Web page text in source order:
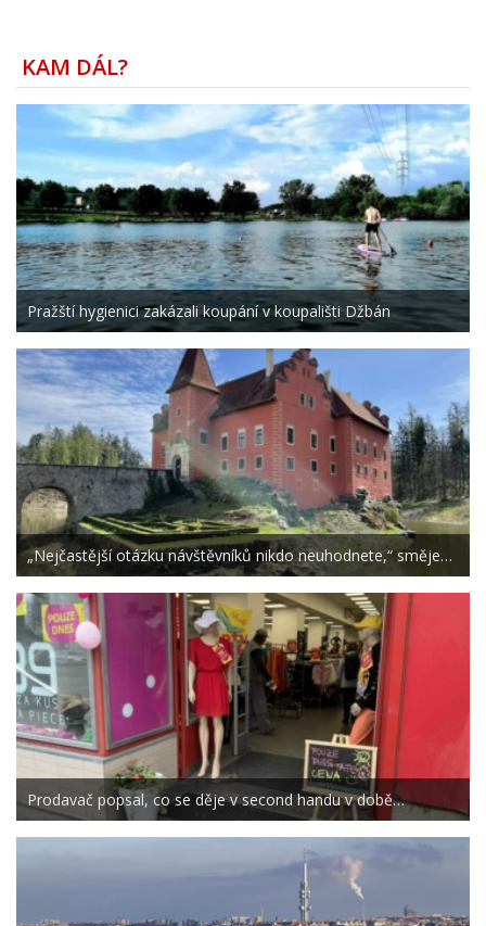
KAM DÁL?
Pražští hygienici zakázali koupání v koupališti Džbán
„Nejčastější otázku návštěvníků nikdo neuhodnete,“ směje…
Prodavač popsal, co se děje v second handu v době…